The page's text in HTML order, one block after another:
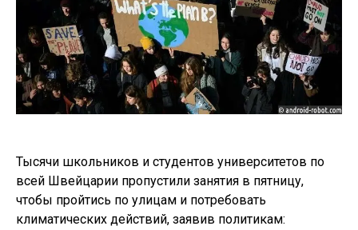
Тысячи школьников и студентов университетов по
всей Швейцарии пропустили занятия в пятницу,
чтобы пройтись по улицам и потребовать
климатических действий, заявив политикам: